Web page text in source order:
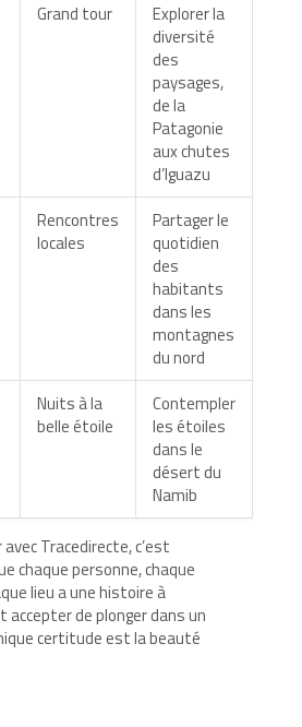
Grand tour
Explorer la
diversité
des
paysages,
de la
Patagonie
aux chutes
d’Iguazu
Rencontres
locales
Partager le
quotidien
des
habitants
dans les
montagnes
du nord
Nuits à la
belle étoile
Contempler
les étoiles
dans le
désert du
Namib
Tracedirecte, c’est
chaque personne, chaque
lieu a une histoire à
accepter de plonger dans un
certitude est la beauté